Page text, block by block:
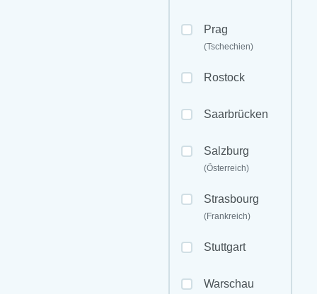
Prag
(Tschechien)
Rostock
Saarbrücken
Salzburg
(Österreich)
Strasbourg
(Frankreich)
Stuttgart
Warschau